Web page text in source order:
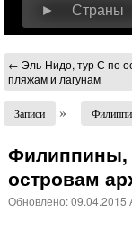
► Страны
← Эль-Нидо, тур С по
пляжам и лагунам
Записи »
Филиппины,
островам
Обновлено:09.04.2015